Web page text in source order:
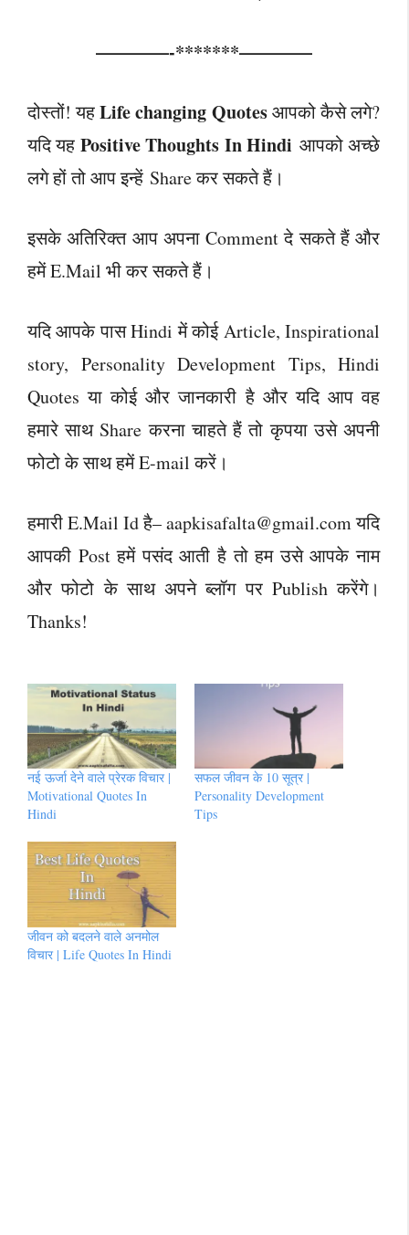
————-*******————
दोस्तों! यहLife changing Quotesआपको कैसे लगे?
यदि यह Positive Thoughts In Hindi आपको अच्छे
लगे हों तो आप इन्हें Share कर सकते हैं।
इसके अतिरिक्त आप अपना Comment दे सकते हैं और
हमें E.Mail भी कर सकते हैं।
यदि आपके पास Hindi में कोई Article, Inspirational
story, Personality Development Tips, Hindi
Quotes या कोई और जानकारी है और यदि आप वह
हमारे साथ Share करना चाहते हैं तो कृपया उसे अपनी
फोटो के साथ हमें E-mail करें।
हमारी E.Mail Id है–aapkisafalta@gmail.comयदि
आपकी Post हमें पसंद आती है तो हम उसे आपके नाम
और फोटो के साथ अपने ब्लॉग पर Publish करेंगे।
Thanks!
नई ऊर्जा देने वाले प्रेरक विचार |
Motivational Quotes In
Hindi
सफल जीवन के 10 सूत्र |
Personality Development
Tips
जीवन को बदलने वाले अनमोल
विचार | Life Quotes In Hindi